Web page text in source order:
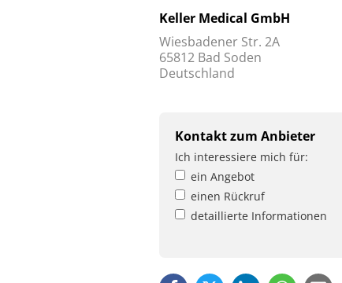
Keller Medical GmbH
Wiesbadener Str. 2A
65812 Bad Soden
Deutschland
Kontakt zum Anbieter
Ich interessiere mich für:
ein Angebot
einen Rückruf
detaillierte Informationen